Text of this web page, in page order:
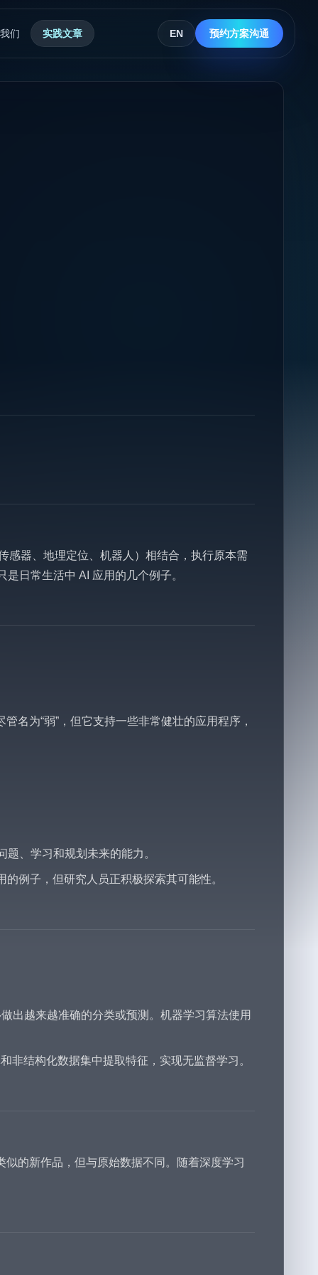
们 实践文章 EN 预约方案沟通
感器、地理定位、机器人）相结合，执行原本需
日常生活中 AI 应用的几个例子。
名为“弱”，但它支持一些非常健壮的应用程序，
、学习和规划未来的能力。
例子，但研究人员正积极探索其可能性。
出越来越准确的分类或预测。机器学习算法使用
非结构化数据集中提取特征，实现无监督学习。
的新作品，但与原始数据不同。随着深度学习